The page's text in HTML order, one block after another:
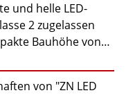
und helle LED-
2 zugelassen
Bauhöhe von…
von "ZN LED